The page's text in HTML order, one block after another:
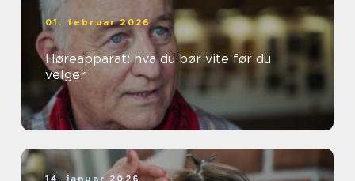
01. februar 2026
Høreapparat: hva du bør vite før du
velger
14. januar 2026